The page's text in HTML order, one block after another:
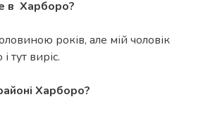
в Харборо?
років, але мій чоловік
тут виріс.
Харборо?